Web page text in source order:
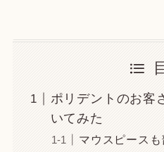
ポリデントのお客
いてみた
マウスピース